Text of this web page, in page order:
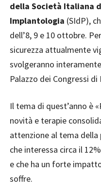
della Società Italiana
Implantologia (SIdP),
dell’8, 9 e 10 ottobre.
sicurezza attualmente
svolgeranno
Palazzo dei Congressi di
Il tema di quest’anno è
novità e terapie
attenzione al tema
che interessa circa il
e che ha un forte
soffre.